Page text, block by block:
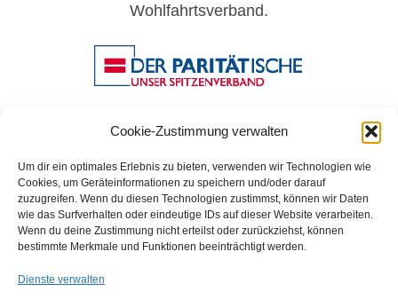
Cookie-Zustimmung verwalten
Um dir ein optimales Erlebnis zu bieten, verwenden wir Technologien wie
Cookies, um Geräteinformationen zu speichern und/oder darauf
zuzugreifen. Wenn du diesen Technologien zustimmst, können wir Daten
wie das Surfverhalten oder eindeutige IDs auf dieser Website verarbeiten.
Wenn du deine Zustimmung nicht erteilst oder zurückziehst, können
bestimmte Merkmale und Funktionen beeinträchtigt werden.
Dienste verwalten
Wohlfahrtsverband.
FFB e.V. • Benraderstr. 189 • 47804 Krefeld • Tel. 0 21 51 – 610
300 • Fax 0 21 51 – 610 330 •info@ffb-krefeld.de